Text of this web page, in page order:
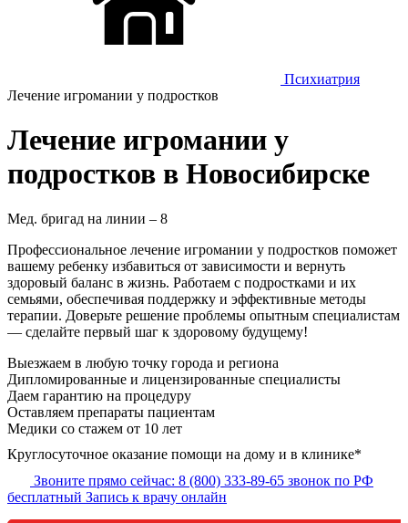
Психиатрия
Лечение игромании у подростков
Лечение игромании у
подростков в Новосибирске
Мед. бригад на линии – 8
Профессиональное лечение игромании у подростков поможет
вашему ребенку избавиться от зависимости и вернуть
здоровый баланс в жизнь. Работаем с подростками и их
семьями, обеспечивая поддержку и эффективные методы
терапии. Доверьте решение проблемы опытным специалистам
— сделайте первый шаг к здоровому будущему!
Выезжаем в любую точку города и региона
Дипломированные и лицензированные специалисты
Даем гарантию на процедуру
Оставляем препараты пациентам
Медики со стажем от 10 лет
Круглосуточное оказание помощи на дому и в клинике*
Звоните прямо сейчас: 8 (800) 333-89-65 звонок по РФ
бесплатный Запись к врачу онлайн